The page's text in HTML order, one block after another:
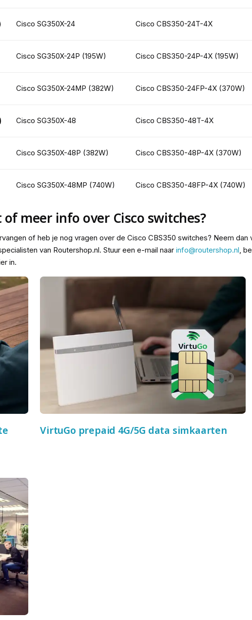
Cisco SG350X-24 Cisco CBS350-24T-4X
Cisco SG350X-24P (195W) Cisco CBS350-24P-4X (195W)
Cisco SG350X-24MP (382W) Cisco CBS350-24FP-4X (370W)
Cisco SG350X-48 Cisco CBS350-48T-4X
Cisco SG350X-48P (382W) Cisco CBS350-48P-4X (370W)
Cisco SG350X-48MP (740W) Cisco CBS350-48FP-4X (740W)
meer info over Cisco switches?
of heb je nog vragen over de Cisco CBS350 switches? Neem
van Routershop.nl. Stuur een e-mail naar info@routershop.nl ,
in.
VirtuGo prepaid 4G/5G data simkaarten